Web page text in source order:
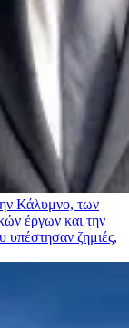
Κάλυμνο, των
έργων και την
υπέστησαν ζημιές,